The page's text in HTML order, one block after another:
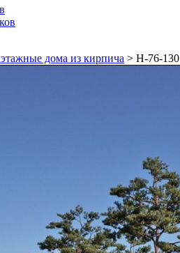
дома из кирпича > Н-76-130